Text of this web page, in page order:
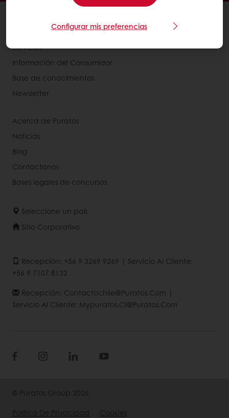
Configurar mis preferencias
Servicios
Información del Consumidor
Base de conocimientos
Newsletter
Acerca de Puratos
Noticias
Blog
Contactanos
Bases legales de concursos
Seleccione un país
Sitio Corporativo
Recepción: +56 9 3269 9269 | Servicio Al Cliente:
+56 9 7107 8132
Recepción: Contactochile@puratos.com |
Servicio Al Cliente: Mypuratos.cl@puratos.com
© Puratos Group 2026
Política De Privacidad
Cookies